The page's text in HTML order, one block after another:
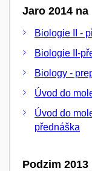
Jaro 2014
Biologie II -
Biologie II-
Biology -
Úvod do
Úvod do
přednáška
Podzim